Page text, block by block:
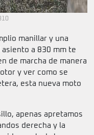
manillar y una
a 830 mm te
de marcha de manera
y ver como se
esta nueva moto
apenas apretamos
derecha y la